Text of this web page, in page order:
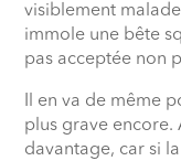
visiblement
immole une bête
pas acceptée non
Il en va de même
plus grave encore.
davantage, car si